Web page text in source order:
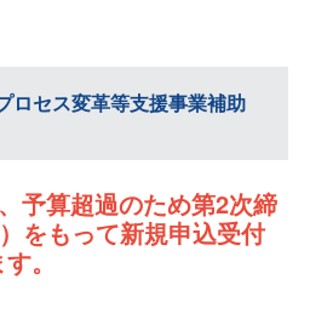
ロセス変革等支援事業補助
予算超過のため第2次締
をもって新規申込受付
。